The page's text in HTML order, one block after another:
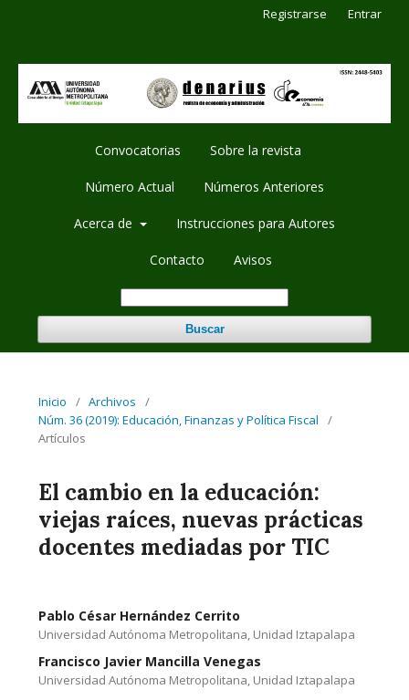
Convocatorias Sobre la revista
Número Actual Números Anteriores
Acerca de Instrucciones para Autores
Contacto Avisos
Buscar
Registrarse Entrar
Inicio / Archivos
/
Núm. 36 (2019): Educación, Finanzas y Política Fiscal
/
Artículos
El cambio en la educación:
viejas raíces, nuevas prácticas
docentes mediadas por TIC
Pablo César Hernández Cerrito
Universidad Autónoma Metropolitana, Unidad Iztapalapa
Francisco Javier Mancilla Venegas
Universidad Autónoma Metropolitana, Unidad Iztapalapa